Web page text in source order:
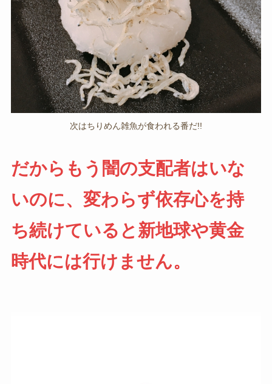
次はちりめん雑魚が食われる番だ!!
だからもう闇の支配者はいな
いのに、変わらず依存心を持
ち続けていると新地球や黄金
時代には行けません。